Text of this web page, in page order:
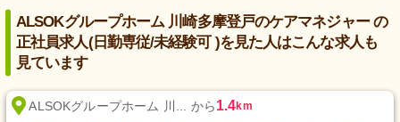
ALSOKグループホーム 川崎多摩登戸のケアマネジャー の
正社員求人(日勤専従/未経験可 )を見た人はこんな求人も
見ています
ALSOKグループホーム 川... から1.4km